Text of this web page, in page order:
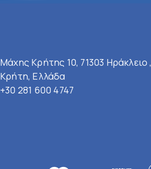
Μάχης Κρήτης 10, 71303 Ηράκλειο ,
Κρήτη, Ελλάδα
+30 281 600 4747